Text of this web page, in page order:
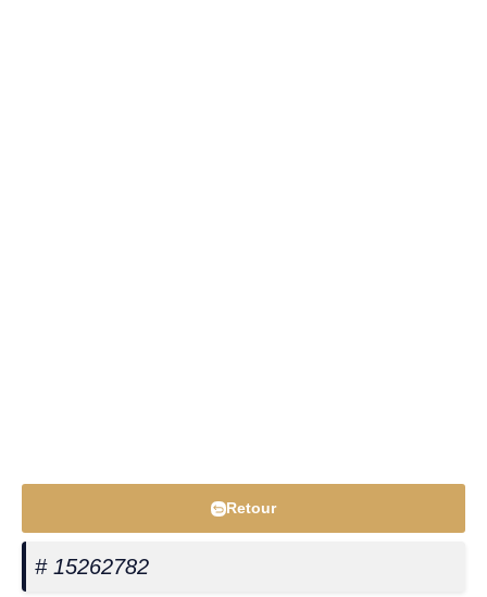
Retour
# 15262782